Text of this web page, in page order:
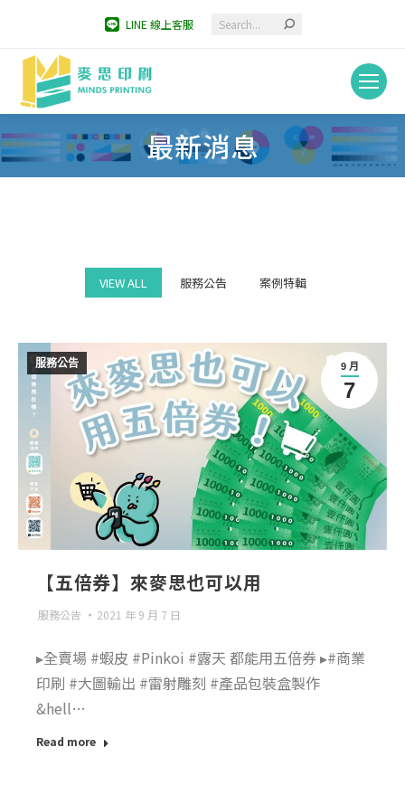
LINE 線上客服 Search:
最新消息
You are here:
VIEW ALL 服務公告 案例特輯
9 月
7
服務公告
【五倍券】來麥思也可以用
服務公告 2021 年 9 月 7 日
▸全賣場 #蝦皮 #Pinkoi #露天 都能用五倍券 ▸#商業
印刷 #大圖輸出 #雷射雕刻 #產品包裝盒製作
&hell…
Read more